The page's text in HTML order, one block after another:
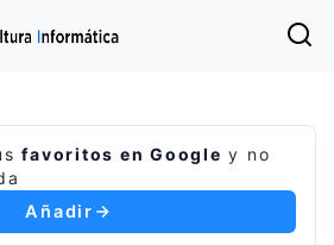
favoritos en Google y no
Añadir